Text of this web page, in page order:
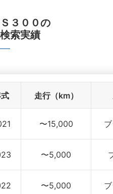
３００の
索実績
走行（km）
〜15,000
〜5,000
〜5,000